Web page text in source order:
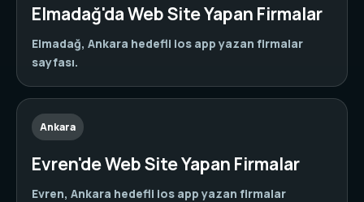
Elmadağ'da Web Site Yapan Firmalar
Elmadağ, Ankara hedefli ios app yazan firmalar
sayfası.
Ankara
Evren'de Web Site Yapan Firmalar
Evren, Ankara hedefli ios app yazan firmalar